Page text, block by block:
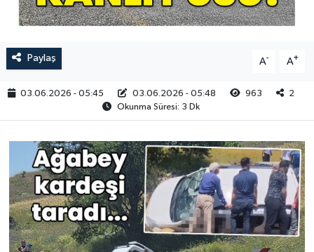
Paylaş A- A+
03.06.2026 - 05:45 03.06.2026 - 05:48 963
2
Okunma Süresi: 3 Dk
RESMİ İLAN